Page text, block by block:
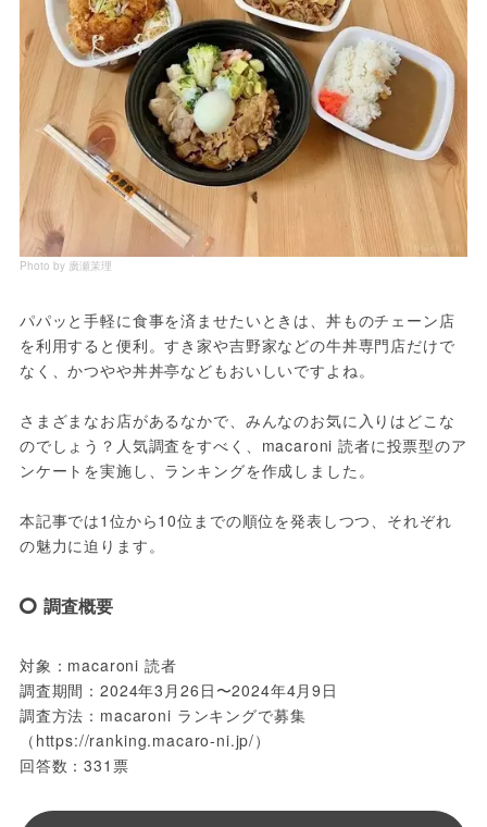
Photo by 廣瀬茉理
パパッと手軽に食事を済ませたいときは、丼ものチェーン店
を利用すると便利。すき家や吉野家などの牛丼専門店だけで
なく、かつやや丼丼亭などもおいしいですよね。
さまざまなお店があるなかで、みんなのお気に入りはどこな
のでしょう？人気調査をすべく、macaroni 読者に投票型のア
ンケートを実施し、ランキングを作成しました。
本記事では1位から10位までの順位を発表しつつ、それぞれ
の魅力に迫ります。
調査概要
対象：macaroni 読者
調査期間：2024年3月26日〜2024年4月9日
調査方法：macaroni ランキングで募集
（https://ranking.macaro-ni.jp/）
回答数：331票